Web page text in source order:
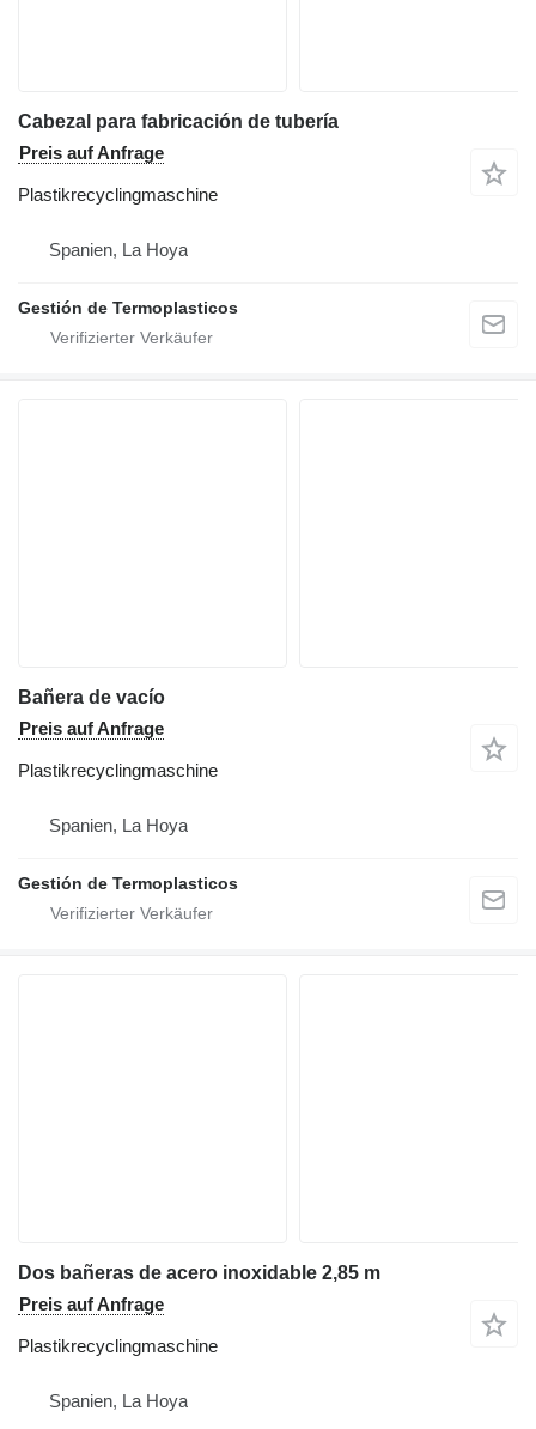
Cabezal para fabricación de tubería
Preis auf Anfrage
Plastikrecyclingmaschine
Spanien, La Hoya
Gestión de Termoplasticos
Bañera de vacío
Preis auf Anfrage
Plastikrecyclingmaschine
Spanien, La Hoya
Gestión de Termoplasticos
Dos bañeras de acero inoxidable 2,85 m
Preis auf Anfrage
Plastikrecyclingmaschine
Spanien, La Hoya